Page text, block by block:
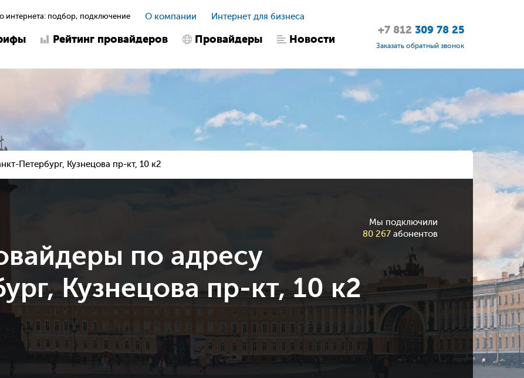
интернета: подбор, подключение О компании Интернет для бизнеса
Рейтинг провайдеров Провайдеры Новости
+7 812 309 78 25
Заказать обратный звонок
Петербург, Кузнецова пр-кт, 10 к2
Мы подключили
80 267 абонентов
по адресу
Кузнецова пр-кт, 10 к2